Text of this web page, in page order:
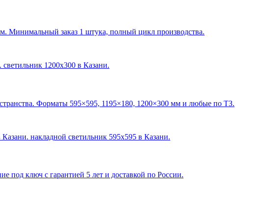
Минимальный заказ 1 штука, полный цикл производства.
светильник 1200х300 в Казани.
Форматы 595×595, 1195×180, 1200×300 мм и любые по ТЗ.
накладной светильник 595х595 в Казани.
под ключ с гарантией 5 лет и доставкой по России.